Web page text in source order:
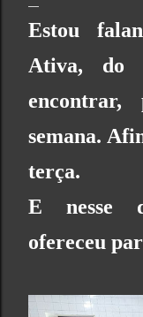
Estou
Ativa, do
encontrar,
semana.
terça.
E nesse
ofereceu